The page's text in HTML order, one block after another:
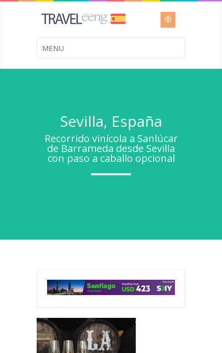
Sevilla, España
Recorrido vinícola a Sanlúcar
de Barrameda desde Sevilla
con paso a caballo opcional